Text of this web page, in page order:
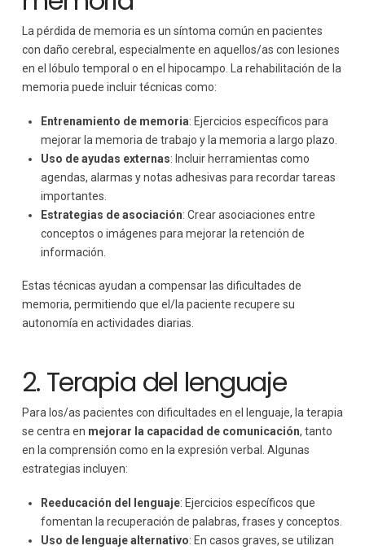
La pérdida de memoria es un síntoma común en pacientes
con daño cerebral, especialmente en aquellos/as con lesiones
en el lóbulo temporal o en el hipocampo. La rehabilitación de la
memoria puede incluir técnicas como:
Entrenamiento de memoria: Ejercicios específicos para
mejorar la memoria de trabajo y la memoria a largo plazo.
Uso de ayudas externas: Incluir herramientas como
agendas, alarmas y notas adhesivas para recordar tareas
importantes.
Estrategias de asociación: Crear asociaciones entre
conceptos o imágenes para mejorar la retención de
información.
Estas técnicas ayudan a compensar las dificultades de
memoria, permitiendo que el/la paciente recupere su
autonomía en actividades diarias.
2. Terapia del lenguaje
Para los/as pacientes con dificultades en el lenguaje, la terapia
se centra en mejorar la capacidad de comunicación, tanto
en la comprensión como en la expresión verbal. Algunas
estrategias incluyen:
Reeducación del lenguaje: Ejercicios específicos que
fomentan la recuperación de palabras, frases y conceptos.
Uso de lenguaje alternativo: En casos graves, se utilizan